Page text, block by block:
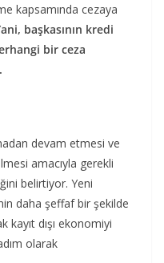
kapsamında cezaya
başkasının kredi
bir ceza
devam etmesi ve
amacıyla gerekli
belirtiyor. Yeni
daha şeffaf bir şekilde
dışı ekonomiyi
olarak